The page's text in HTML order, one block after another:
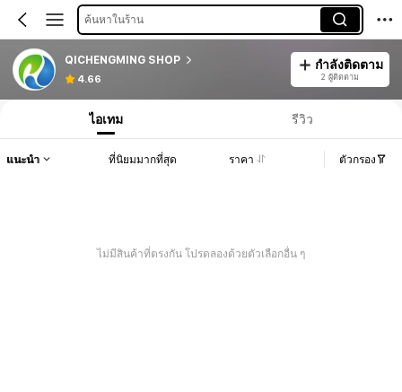
ค้นหาในร้าน
QICHENGMING SHOP
4.66
กำลังติดตาม
2 ผู้ติดตาม
ไอเทม รีวิว
แนะนำ ที่นิยมมากที่สุด ราคา ตัวกรอง
ไม่มีสินค้าที่ตรงกัน โปรดลองด้วยตัวเลือกอื่น ๆ